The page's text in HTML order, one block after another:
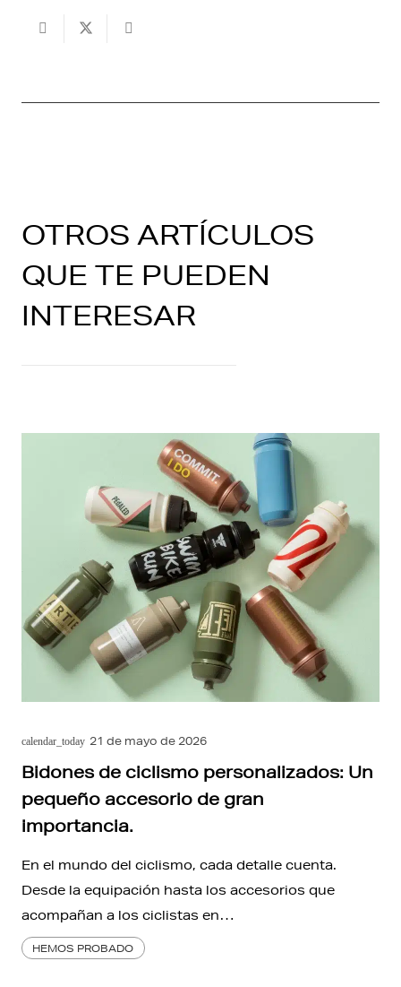
OTROS ARTÍCULOS
QUE TE PUEDEN
INTERESAR
calendar_today 21 de mayo de 2026
Bidones de ciclismo personalizados: Un
pequeño accesorio de gran
importancia.
En el mundo del ciclismo, cada detalle cuenta.
Desde la equipación hasta los accesorios que
acompañan a los ciclistas en…
HEMOS PROBADO